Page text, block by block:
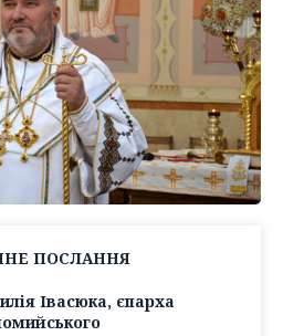
ПОСЛАННЯ
Івасюка, єпарха